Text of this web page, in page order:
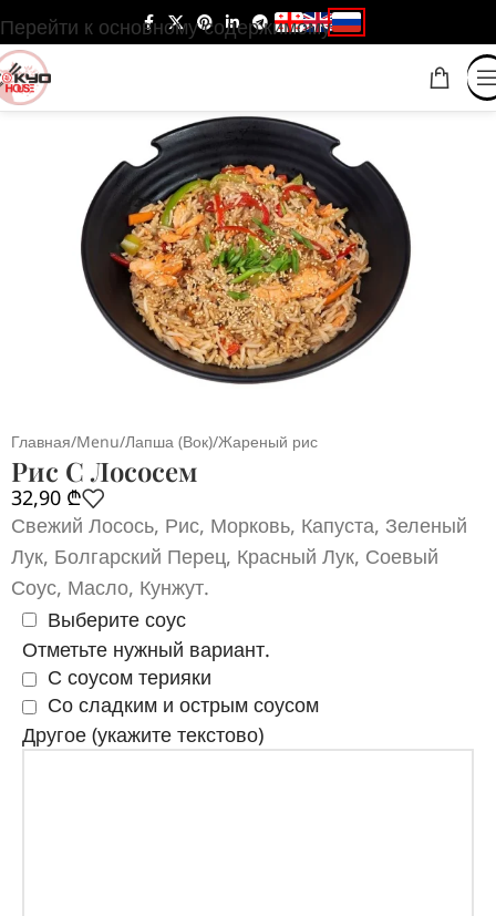
Перейти к основному содержимому
Главная/Menu/Лапша (Вок)/Жареный рис
Рис С Лососем
32,90 ₾
Свежий Лосось, Рис, Морковь, Капуста, Зеленый
Лук, Болгарский Перец, Красный Лук, Соевый
Соус, Масло, Кунжут.
Выберите соус
Отметьте нужный вариант.
С соусом терияки
Со сладким и острым соусом
Другое (укажите текстово)